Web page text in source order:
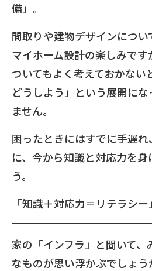
備」。
間取りや建物デザインにつ
マイホーム設計の楽しみで
ついてもよく考えておかない
どうしよう」という展開に
ません。
困ったときにはすでに手遅れ
に、今から知識と対応力を
う。
「知識＋対応力＝リテラシー
家の「インフラ」と聞いて、
なものが思い浮かぶでしょ